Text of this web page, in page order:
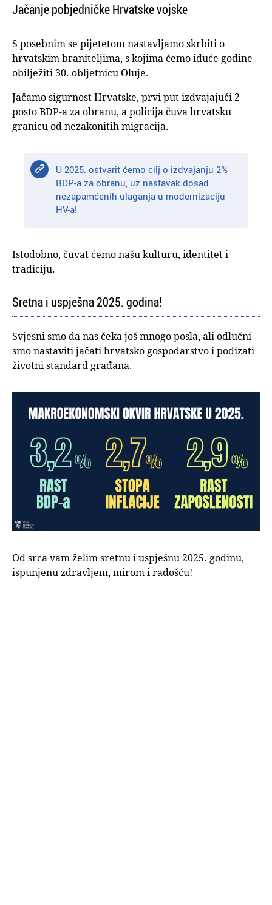
Jačanje pobjedničke Hrvatske vojske
S posebnim se pijetetom nastavljamo skrbiti o
hrvatskim braniteljima, s kojima ćemo iduće godine
obilježiti 30. obljetnicu Oluje.
Jačamo sigurnost Hrvatske, prvi put izdvajajući 2
posto BDP-a za obranu, a policija čuva hrvatsku
granicu od nezakonitih migracija.
U 2025. ostvarit ćemo cilj o izdvajanju 2%
BDP-a za obranu, uz nastavak dosad
nezapamćenih ulaganja u modernizaciju
HV-a!
Istodobno, čuvat ćemo našu kulturu, identitet i
tradiciju.
Sretna i uspješna 2025. godina!
Svjesni smo da nas čeka još mnogo posla, ali odlučni
smo nastaviti jačati hrvatsko gospodarstvo i podizati
životni standard građana.
Od srca vam želim sretnu i uspješnu 2025. godinu,
ispunjenu zdravljem, mirom i radošću!